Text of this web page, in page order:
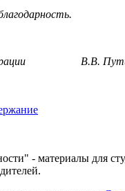
В.В.
- материалы для